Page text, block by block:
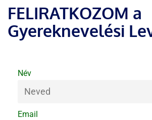
FELIRATKOZOM a
Gyereknevelési
Név
Email